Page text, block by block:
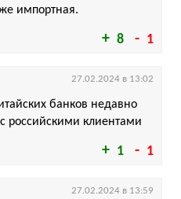
8 1
импортная.
1 1
банков недавно
российскими клиентами
27.02.2024 в 13:02
27.02.2024 в 13:59